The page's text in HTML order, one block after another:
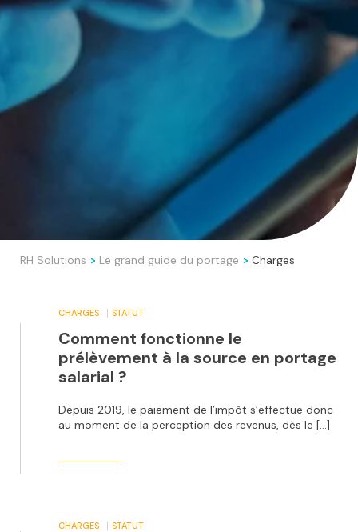
RH Solutions > Le grand guide du portage > Charges
CHARGES STATUT
Comment fonctionne le
prélèvement à la source en portage
salarial ?
Depuis 2019, le paiement de l’impôt s’effectue donc
au moment de la perception des revenus, dès le […]
CHARGES STATUT